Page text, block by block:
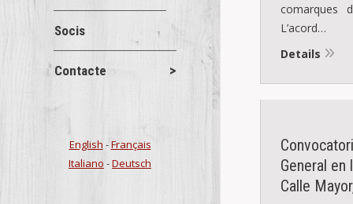
Socis
Contacte
English -Français
Italiano -Deutsch
comarques
L’acord…
Details
General en
Calle